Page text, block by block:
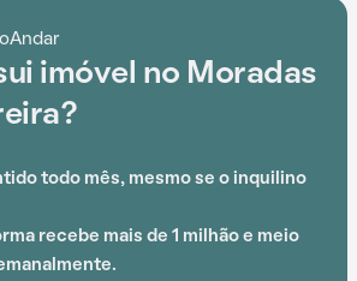
da Cantareira é ideal para quem
entretenimento.
Soares, Escola Professora
Escola Professora Luzia Godoy,
César e Centro Médico Mazzei
a essa experiência.
imóvel no Moradas
todo mês, mesmo se o inquilino
recebe mais de 1 milhão e meio